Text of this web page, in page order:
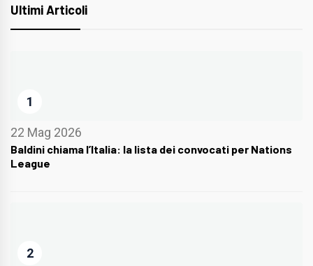
Ultimi Articoli
1
22 Mag 2026
Baldini chiama l’Italia: la lista dei convocati per Nations
League
2